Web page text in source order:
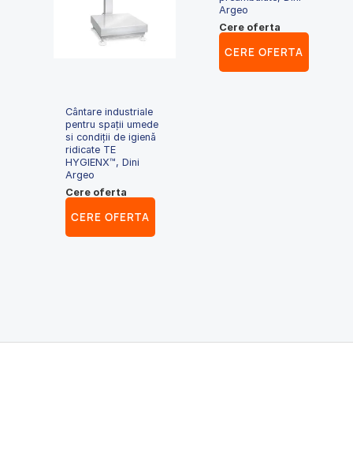
Cântare industriale
pentru spații umede
si condiții de igienă
ridicate TE
HYGIENX™, Dini
Argeo
Cere oferta
CERE OFERTA
Argeo
Cere oferta
CERE OFERTA